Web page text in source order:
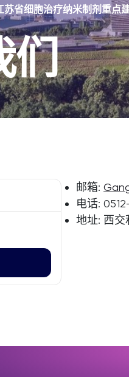
苏省细胞治疗纳米制剂重点
们
邮箱:
电话:
地址: 西